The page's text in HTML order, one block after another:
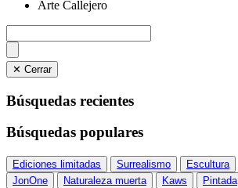
Arte Callejero
✕ Cerrar
Búsquedas recientes
Búsquedas populares
Ediciones limitadas Surrealismo Escultura
JonOne
Naturaleza muerta Kaws Pintada